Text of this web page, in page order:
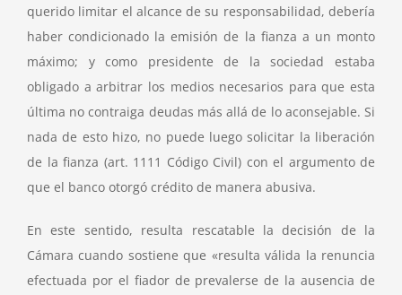
querido limitar el alcance de su responsabilidad, debería
haber condicionado la emisión de la fianza a un monto
máximo; y como presidente de la sociedad estaba
obligado a arbitrar los medios necesarios para que esta
última no contraiga deudas más allá de lo aconsejable. Si
nada de esto hizo, no puede luego solicitar la liberación
de la fianza (art. 1111 Código Civil) con el argumento de
que el banco otorgó crédito de manera abusiva.
En este sentido, resulta rescatable la decisión de la
Cámara cuando sostiene que «resulta válida la renuncia
efectuada por el fiador de prevalerse de la ausencia de